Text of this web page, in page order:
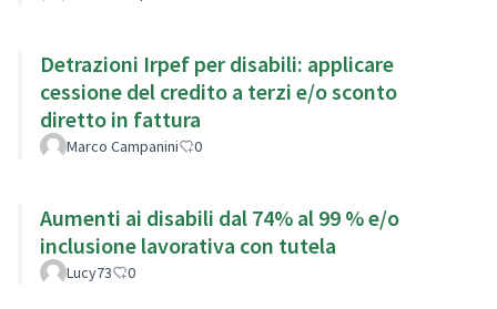
Detrazioni Irpef per disabili: applicare
cessione del credito a terzi e/o sconto
diretto in fattura
Marco Campanini 0
Aumenti ai disabili dal 74% al 99 % e/o
inclusione lavorativa con tutela
Lucy73 0